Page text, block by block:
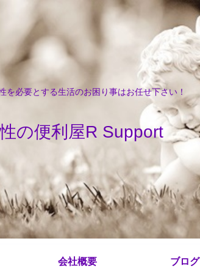
必要とする生活のお困り事はお任せ下さい！
の便利屋R Support
会社概要 ブログ